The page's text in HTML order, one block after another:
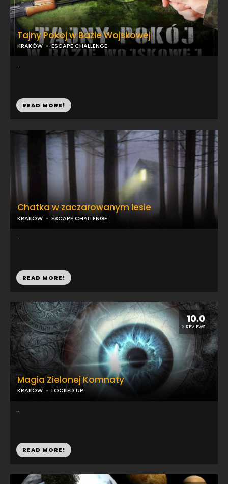
Tajny Pokoj w Bazie Wojskowej
KRAKÓW ESCAPE CHALLENGE
...
READ MORE!
Chatka w zaczarowanym lesie
KRAKÓW ESCAPE CHALLENGE
...
READ MORE!
10.0
2 REVIEWS
Magia Zielonej Komnaty
KRAKÓW LOCKED UP
...
READ MORE!